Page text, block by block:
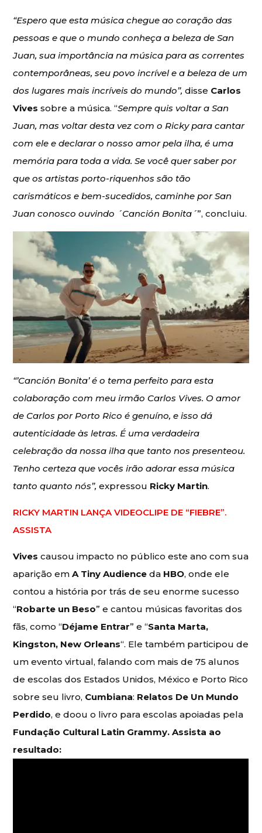
“Espero que esta música chegue ao coração das
pessoas e que o mundo conheça a beleza de San
Juan, sua importância na música para as correntes
contemporâneas, seu povo incrível e a beleza de um
dos lugares mais incríveis do mundo”,disse Carlos
Vives sobre a música. “Sempre quis voltar a San
Juan, mas voltar desta vez com o Ricky para cantar
com ele e declarar o nosso amor pela ilha, é uma
memória para toda a vida. Se você quer saber por
que os artistas porto-riquenhos são tão
carismáticos e bem-sucedidos, caminhe por San
Juan conosco ouvindo ´Canción Bonita´”, concluiu.
“’Canción Bonita’ é o tema perfeito para esta
colaboração com meu irmão Carlos Vives. O amor
de Carlos por Porto Rico é genuíno, e isso dá
autenticidade às letras. É uma verdadeira
celebração da nossa ilha que tanto nos presenteou.
Tenho certeza que vocês irão adorar essa música
tanto quanto nós”,expressou Ricky Martin.
RICKY MARTIN LANÇA VIDEOCLIPE DE “FIEBRE”.
ASSISTA
Vivescausou impacto no público este ano com sua
aparição emA Tiny Audience da HBO, onde ele
contou a história por trás de seu enorme sucesso
“Robarte un Beso” e cantou músicas favoritas dos
fãs, como “Déjame Entrar” e “Santa Marta,
Kingston, New Orleans“. Ele também participou de
um evento virtual, falando com mais de 75 alunos
de escolas dos Estados Unidos, México e Porto Rico
sobre seu livro, Cumbiana: Relatos De Un Mundo
Perdido, e doou o livro para escolas apoiadas pela
Fundação Cultural Latin Grammy. Assista ao
resultado: